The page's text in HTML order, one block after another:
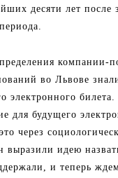
десяти лет после
компании-
во Львове
электронного
для будущего
через
выразили идею
и теперь